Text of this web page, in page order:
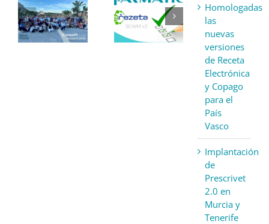
Homologadas
las
nuevas
versiones
de Receta
Electrónica
y Copago
para el
País
Vasco
Implantación
de
Prescrivet
2.0 en
Murcia y
Tenerife